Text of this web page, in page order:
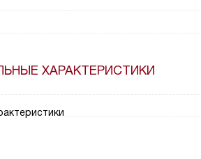
ХАРАКТЕРИСТИКИ